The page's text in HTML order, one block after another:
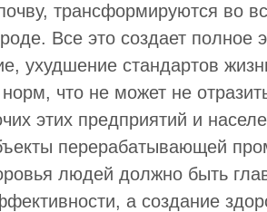
трансформируются во
Все это создает полное
ухудшение стандартов
норм, что не может не
этих предприятий и
перерабатывающей
людей должно быть
а создание